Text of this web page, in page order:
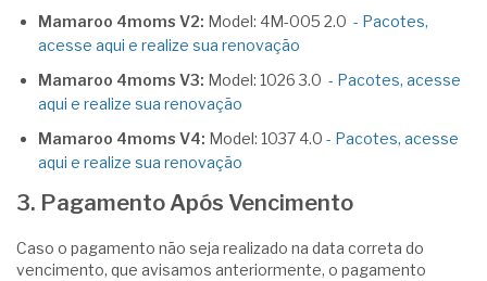
Mamaroo 4moms V2: Model: 4M-005 2.0 - Pacotes,
acesse aqui e realize sua renovação
Mamaroo 4moms V3: Model: 1026 3.0 - Pacotes, acesse
aqui e realize sua renovação
Mamaroo 4moms V4: Model: 1037 4.0 - Pacotes, acesse
aqui e realize sua renovação
3. Pagamento Após Vencimento
Caso o pagamento não seja realizado na data correta do
vencimento, que avisamos anteriormente, o pagamento